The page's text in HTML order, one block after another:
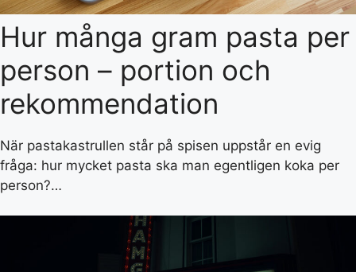
Hur många gram pasta per
person – portion och
rekommendation
När pastakastrullen står på spisen uppstår en evig
fråga: hur mycket pasta ska man egentligen koka per
person?…